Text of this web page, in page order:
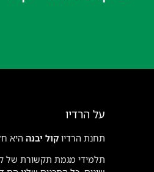
על הרדיו
תחנת הרדיו קול יבנה היא
תלמידי מגמת תקשורת של